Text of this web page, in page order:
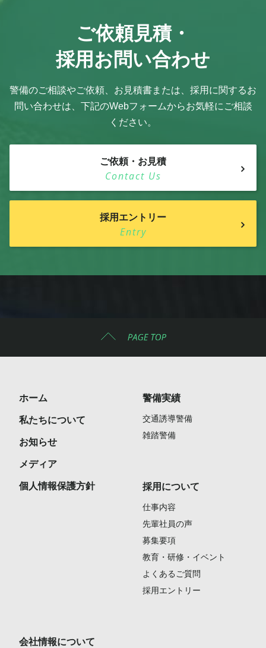
ご依頼見積・
採用お問い合わせ
警備のご相談やご依頼、お見積書または、採用に関するお
問い合わせは、 下記のWebフォームからお気軽にご相談
ください。
ご依頼・お見積
Contact Us
採用エントリー
Entry
ホーム
私たちについて
お知らせ
メディア
個人情報保護方針
警備実績
交通誘導警備
雑踏警備
採用について
仕事内容
先輩社員の声
募集要項
教育・研修・イベント
よくあるご質問
採用エントリー
会社情報について